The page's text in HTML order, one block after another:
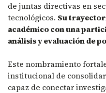
de juntas directivas en
tecnológicos. Su
académico con una
análisis y evaluación de
Este nombramiento
institucional de
capaz de conectar